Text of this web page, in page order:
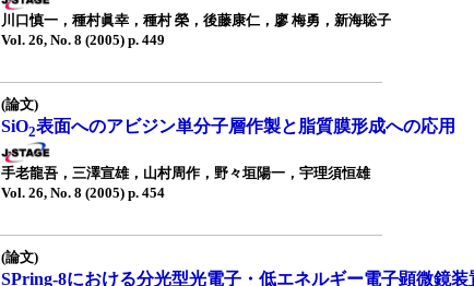
川口慎一，種村眞幸，種村 榮，後藤康仁，廖 梅勇，新海聡子
Vol. 26, No. 8 (2005) p. 449
(論文)
SiO2表面へのアビジン単分子層作製と脂質膜形成への応用
手老龍吾，三澤宣雄，山村周作，野々垣陽一，宇理須恒雄
Vol. 26, No. 8 (2005) p. 454
(論文)
SPring-8における分光型光電子・低エネルギー電子顕微鏡